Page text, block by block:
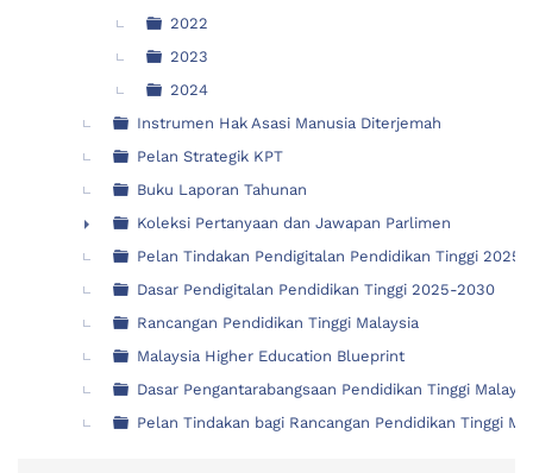
2022
2023
2024
Instrumen Hak Asasi Manusia Diterjemah
Pelan Strategik KPT
Buku Laporan Tahunan
►
Koleksi Pertanyaan dan Jawapan Parlimen
Pelan Tindakan Pendigitalan Pendidikan Tinggi 2025-
Dasar Pendigitalan Pendidikan Tinggi 2025-2030
Rancangan Pendidikan Tinggi Malaysia
Malaysia Higher Education Blueprint
Dasar Pengantarabangsaan Pendidikan Tinggi
Pelan Tindakan bagi Rancangan Pendidikan Tinggi